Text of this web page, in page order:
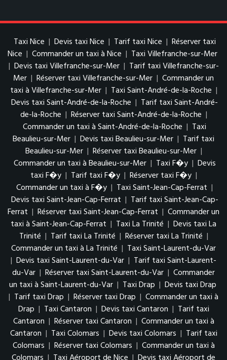
Taxi Nice | Devis taxi Nice | Tarif taxi Nice | Réserver taxi
Nice | Commander un taxi à Nice | Taxi Villefranche-sur-Mer
| Devis taxi Villefranche-sur-Mer | Tarif taxi Villefranche-sur-
Mer | Réserver taxi Villefranche-sur-Mer | Commander un
taxi à Villefranche-sur-Mer | Taxi Saint-André-de-la-Roche |
Devis taxi Saint-André-de-la-Roche | Tarif taxi Saint-André-
de-la-Roche | Réserver taxi Saint-André-de-la-Roche |
Commander un taxi à Saint-André-de-la-Roche | Taxi
Beaulieu-sur-Mer | Devis taxi Beaulieu-sur-Mer | Tarif taxi
Beaulieu-sur-Mer | Réserver taxi Beaulieu-sur-Mer |
Commander un taxi à Beaulieu-sur-Mer | Taxi F�y | Devis
taxi F�y | Tarif taxi F�y | Réserver taxi F�y |
Commander un taxi à F�y | Taxi Saint-Jean-Cap-Ferrat |
Devis taxi Saint-Jean-Cap-Ferrat | Tarif taxi Saint-Jean-Cap-
Ferrat | Réserver taxi Saint-Jean-Cap-Ferrat | Commander un
taxi à Saint-Jean-Cap-Ferrat | Taxi La Trinité | Devis taxi La
Trinité | Tarif taxi La Trinité | Réserver taxi La Trinité |
Commander un taxi à La Trinité | Taxi Saint-Laurent-du-Var
| Devis taxi Saint-Laurent-du-Var | Tarif taxi Saint-Laurent-
du-Var | Réserver taxi Saint-Laurent-du-Var | Commander
un taxi à Saint-Laurent-du-Var | Taxi Drap | Devis taxi Drap
| Tarif taxi Drap | Réserver taxi Drap | Commander un taxi à
Drap | Taxi Cantaron | Devis taxi Cantaron | Tarif taxi
Cantaron | Réserver taxi Cantaron | Commander un taxi à
Cantaron | Taxi Colomars | Devis taxi Colomars | Tarif taxi
Colomars | Réserver taxi Colomars | Commander un taxi à